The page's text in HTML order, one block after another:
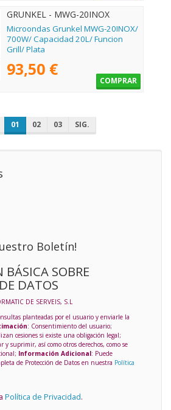
GRUNKEL - MWG-20INOX
Microondas Grunkel MWG-20INOX/
700W/ Capacidad 20L/ Funcion
Grill/ Plata
93,50 €
COMPRAR
01 02 03 SIG.
Boletín!
SOBRE
DATOS
DE SERVEIS, S.L
planteadas por el usuario y enviarle la
: Consentimiento del usuario;
cesiones si existe una obligación legal;
y suprimir, así como otros derechos, como se
Información Adicional: Puede
de Protección de Datos en nuestra Política
Política de Privacidad.